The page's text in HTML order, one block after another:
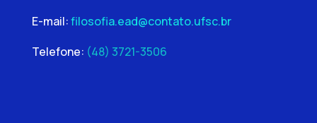
E-mail:filosofia.ead@contato.ufsc.br
Telefone: (48) 3721-3506